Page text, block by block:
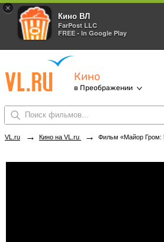
×
Кино ВЛ
FarPost LLC
FREE - In Google Play
Кино
в Преображении
VL.ru → Кино на VL.ru → Фильм «Майор Гром: Игра» в